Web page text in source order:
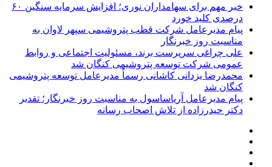
خبر مهم برای سهامداران نوری؛ افزایش سرمایه سنگین ۶۰
درصدی کلید خورد
پیام مدیرعامل شرکت قطب پتروشیمی سپهر لاوان به
مناسبت روز خبرنگار
علی چراغی سرپرست برند، مسئولیت اجتماعی و روابط
عمومی شرکت توسعه پتروشیمی کنگان شد
محمدرضا یزدانی کاشانی رسماً مدیرعامل توسعه پتروشیمی
کنگان شد
پیام مدیرعامل آریاساسول به مناسبت روز خبرنگار؛ تقدیر
دکتر حیدرزاده از تلاش اصحاب رسانه